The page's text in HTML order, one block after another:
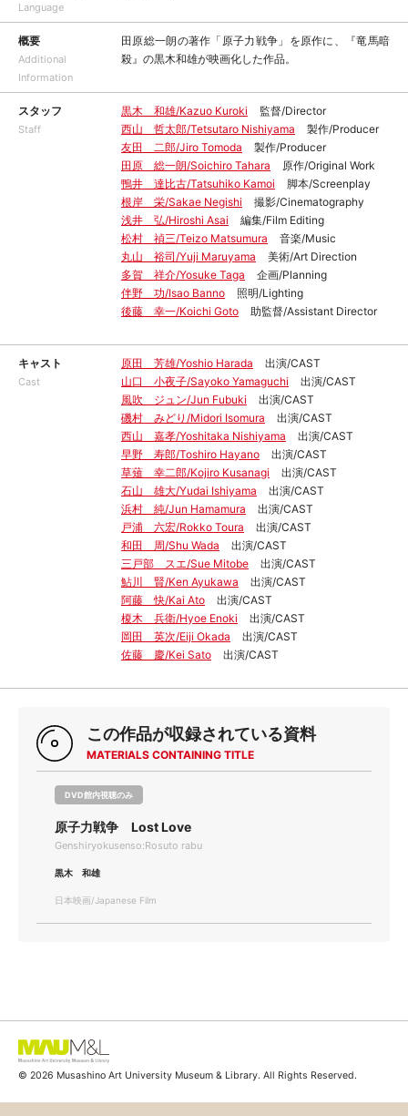
Language
概要
Additional
Information
田原総一朗の著作「原子力戦争」を原作に、『竜馬暗
殺』の黒木和雄が映画化した作品。
スタッフ
Staff
黒木 和雄/Kazuo Kuroki
監督/Director
西山 哲太郎/Tetsutaro Nishiyama
製作/Producer
友田 二郎/Jiro Tomoda
製作/Producer
田原 総一朗/Soichiro Tahara
原作/Original Work
鴨井 達比古/Tatsuhiko Kamoi
脚本/Screenplay
根岸 栄/Sakae Negishi
撮影/Cinematography
浅井 弘/Hiroshi Asai
編集/Film Editing
松村 禎三/Teizo Matsumura
音楽/Music
丸山 裕司/Yuji Maruyama
美術/Art Direction
多賀 祥介/Yosuke Taga
企画/Planning
伴野 功/Isao Banno
照明/Lighting
後藤 幸一/Koichi Goto
助監督/Assistant Director
キャスト
Cast
原田 芳雄/Yoshio Harada
出演/CAST
山口 小夜子/Sayoko Yamaguchi
出演/CAST
風吹 ジュン/Jun Fubuki
出演/CAST
磯村 みどり/Midori Isomura
出演/CAST
西山 嘉孝/Yoshitaka Nishiyama
出演/CAST
早野 寿郎/Toshiro Hayano
出演/CAST
草薙 幸二郎/Kojiro Kusanagi
出演/CAST
石山 雄大/Yudai Ishiyama
出演/CAST
浜村 純/Jun Hamamura
出演/CAST
戸浦 六宏/Rokko Toura
出演/CAST
和田 周/Shu Wada
出演/CAST
三戸部 スエ/Sue Mitobe
出演/CAST
鮎川 賢/Ken Ayukawa
出演/CAST
阿藤 快/Kai Ato
出演/CAST
榎木 兵衛/Hyoe Enoki
出演/CAST
岡田 英次/Eiji Okada
出演/CAST
佐藤 慶/Kei Sato
出演/CAST
この作品が収録されている資料
MATERIALS CONTAINING TITLE
DVD館内視聴のみ
原子力戦争 Lost Love
Genshiryokusenso:Rosuto rabu
黒木 和雄
日本映画/Japanese Film
© 2026 Musashino Art University Museum & Library. All Rights Reserved.